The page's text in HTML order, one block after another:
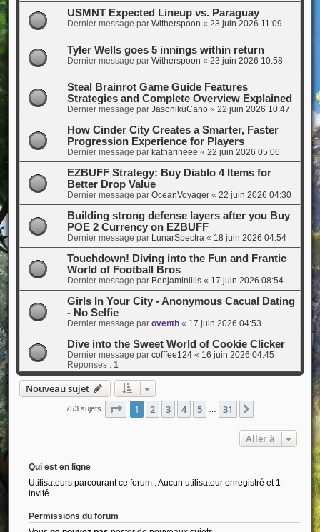
USMNT Expected Lineup vs. Paraguay
Dernier message par Witherspoon « 23 juin 2026 11:09
Tyler Wells goes 5 innings within return
Dernier message par Witherspoon « 23 juin 2026 10:58
Steal Brainrot Game Guide Features
Strategies and Complete Overview Explained
Dernier message par JasonikuCano« 22 juin 2026 10:47
How Cinder City Creates a Smarter, Faster
Progression Experience for Players
Dernier message par katharineee « 22 juin 2026 05:06
EZBUFF Strategy: Buy Diablo 4 Items for
Better Drop Value
Dernier message par OceanVoyager« 22 juin 2026 04:30
Building strong defense layers after you Buy
POE 2 Currency on EZBUFF
Dernier message par LunarSpectra« 18 juin 2026 04:54
Touchdown! Diving into the Fun and Frantic
World of Football Bros
Dernier message par Benjaminillis« 17 juin 2026 08:54
Girls In Your City - Anonymous Cacual Dating
- No Selfie
Dernier message par oventh« 17 juin 2026 04:53
Dive into the Sweet World of Cookie Clicker
Dernier message par cofffee124« 16 juin 2026 04:45
Réponses : 1
Nouveau sujet
753 sujets Page 1sur31
1 2 3 4 5 31
Aller à
Qui est en ligne
Utilisateurs parcourant ce forum : Aucun utilisateur enregistré et 1
invité
Permissions du forum